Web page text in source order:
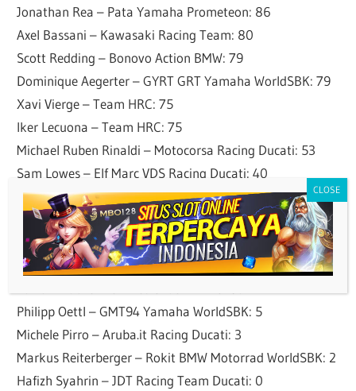
Jonathan Rea – Pata Yamaha Prometeon: 86
Axel Bassani – Kawasaki Racing Team: 80
Scott Redding – Bonovo Action BMW: 79
Dominique Aegerter – GYRT GRT Yamaha WorldSBK: 79
Xavi Vierge – Team HRC: 75
Iker Lecuona – Team HRC: 75
Michael Ruben Rinaldi – Motocorsa Racing Ducati: 53
Sam Lowes – Elf Marc VDS Racing Ducati: 40
Nicholas Spinelli – Barni Spark Racing Team: 25
Tito Rabat – Puccetti Kawasaki: 10
Alessandro Delbianco – Yamaha Motoxracing: 10
Bradley Ray – Yamaha Motoxracing: 8
Philipp Oettl – GMT94 Yamaha WorldSBK: 5
Michele Pirro – Aruba.it Racing Ducati: 3
Markus Reiterberger – Rokit BMW Motorrad WorldSBK: 2
Hafizh Syahrin – JDT Racing Team Ducati: 0